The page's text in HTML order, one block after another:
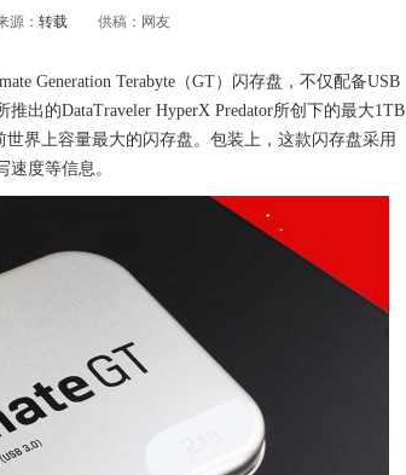
源： 转载 供稿：网友
Generation Terabyte（GT）闪存盘，不仅配备USB
出的DataTraveler HyperX Predator所创下的最大1TB
界上容量最大的闪存盘。包装上，这款闪存盘采用
度等信息。